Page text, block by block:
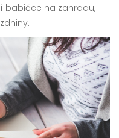
babičce na zahradu,